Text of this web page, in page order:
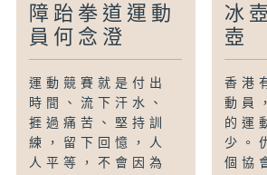
障跆拳道運動
員何念澄
運動競賽就是付出
時間、流下汗水、
捱過痛苦、堅持訓
練，留下回憶，人
人平等，不會因為
冰
壺
香港
動員
的運
少。
個協